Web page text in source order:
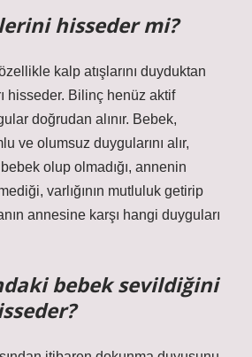
hisseder mi?
kalp atışlarını duyduktan
hisseder. Bilinç henüz aktif
doğrudan alınır. Bebek,
ve olumsuz duygularını alır,
olup olmadığı, annenin
varlığının mutluluk getirip
annesine karşı hangi duyguları
bebek sevildiğini